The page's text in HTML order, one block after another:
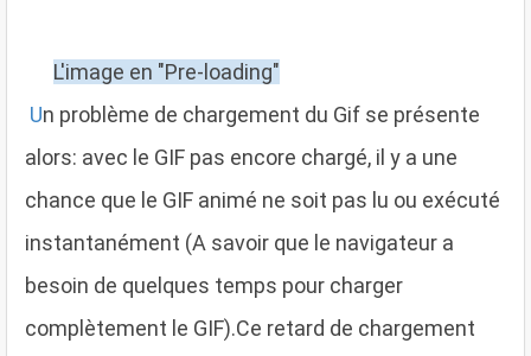
L'image en "Pre-loading"
Un problème de chargement du Gif se présente
alors: avec le GIF pas encore chargé, il y a une
chance que le GIF animé ne soit pas lu ou exécuté
instantanément (A savoir que le navigateur a
besoin de quelques temps pour charger
complètement le GIF).Ce retard de chargement